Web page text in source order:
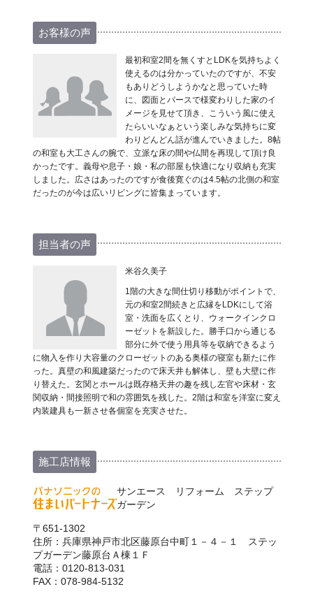
お客様の声
最初和室2間を無くすとLDKを気持ちよく
使えるのは分かっていたのですが、不安
もありどうしようかなと思っていた時
に、図面とパースで様変わりした家のイ
メージを見せて頂き、こういう風に使え
たらいいなぁという楽しみな気持ちに変
わりどんどん話が進んでいきました。8帖
の和室も大工さんの腕で、立派な床の間や仏間を再現して頂け良
かったです。義母や息子・娘・私の部屋も快適になり収納も充実
しました。広さはあったのですが食後寛ぐのは4.5帖の北側の和室
だったのが今は広いリビングに皆集まっています。
担当者の声
米谷久美子
1階の大きな間仕切り移動がポイントで、
元の和室2間続きと広縁をLDKにして浴
室・洗面を広くとり、ウォークインクロ
ーゼットを新設した。勝手口から通じる
部分に外で使う用具等を収納できるよう
に物入を作り大容量のクローゼットのある奥様の寝室も新たに作
った。真壁の和風建築だったので床天井も解体し、壁も大壁に作
り替えた。玄関とホールは既存格天井の趣を残し左官や床材・玄
関収納・間接照明で和の雰囲気を残した。2階は和室を洋室に変え
内装建具も一新させ各個室を充実させた。
施工店情報
サンエース リフォーム ステップ
ガーデン
〒651-1302
住所：兵庫県神戸市北区藤原台中町１－４－１ ステッ
プガーデン藤原台Ａ棟１Ｆ
電話：0120-813-031
FAX：078-984-5132